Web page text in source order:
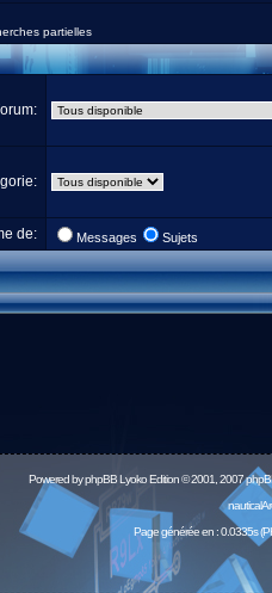
partielles
de: Messages Sujets
Powered byphpBBLyoko Edition © 2001, 2007
Page générée en : 0.0335s